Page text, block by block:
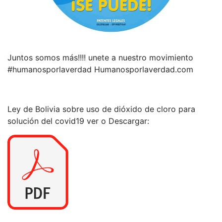
Juntos somos más!!!! unete a nuestro movimiento
#humanosporlaverdad Humanosporlaverdad.com
Ley de Bolivia sobre uso de dióxido de cloro para
solución del covid19 ver o Descargar: